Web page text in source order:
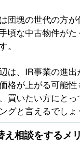
団塊の世代の方が
頃な中古物件がた
。
は、IR事業の進出
格が上がる可能性
買いたい方にと
グと言えるでしょ
え相談をするメ